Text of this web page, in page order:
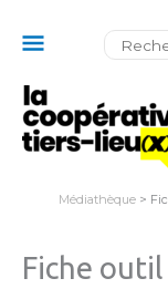
de
l'en-
têteMédiathèque>
Fiche outil